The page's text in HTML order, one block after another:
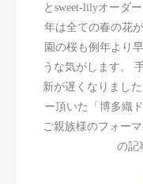
とsweet-lilyオーダ
年は全ての春の花
園の桜も例年より
うな気がします。
新が遅くなりまし
ー頂いた「博多織
ご親族様のフォー
の記